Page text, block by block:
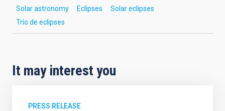
Solar astronomy
Eclipses
Solar eclipses
Trío de eclipses
It may interest you
PRESS RELEASE